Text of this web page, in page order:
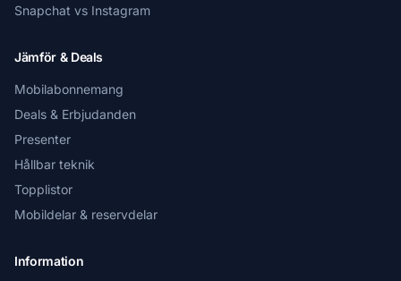
Snapchat vs Instagram
Jämför & Deals
Mobilabonnemang
Deals & Erbjudanden
Presenter
Hållbar teknik
Topplistor
Mobildelar & reservdelar
Information